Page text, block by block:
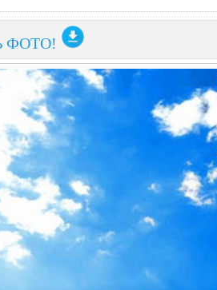
ФОТО!